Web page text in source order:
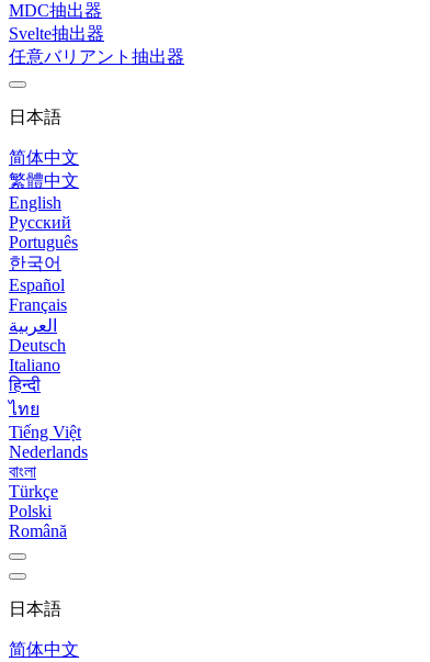
MDC抽出器
Svelte抽出器
任意バリアント抽出器
日本語
简体中文
繁體中文
English
Русский
Português
한국어
Español
Français
العربية
Deutsch
Italiano
हिन्दी
ไทย
Tiếng Việt
Nederlands
বাংলা
Türkçe
Polski
Română
日本語
简体中文